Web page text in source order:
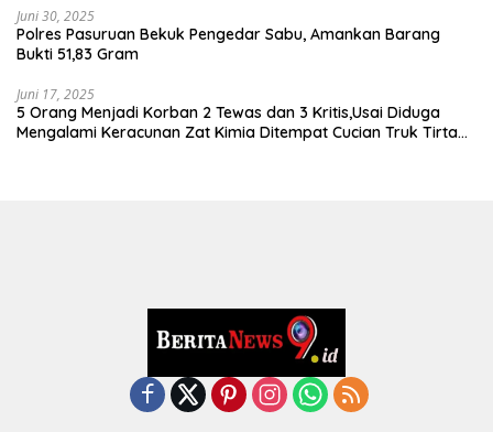
Juni 30, 2025
Polres Pasuruan Bekuk Pengedar Sabu, Amankan Barang
Bukti 51,83 Gram
Juni 17, 2025
5 Orang Menjadi Korban 2 Tewas dan 3 Kritis,Usai Diduga
Mengalami Keracunan Zat Kimia Ditempat Cucian Truk Tirta